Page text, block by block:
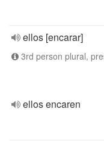
ellos [encarar]
3rd person plural,
ellos encaren